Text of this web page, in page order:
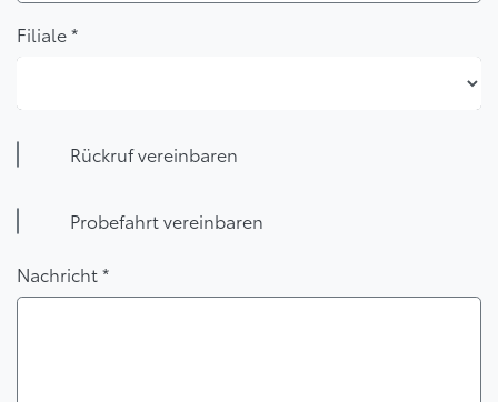
Filiale *
Rückruf vereinbaren
Probefahrt vereinbaren
Nachricht *